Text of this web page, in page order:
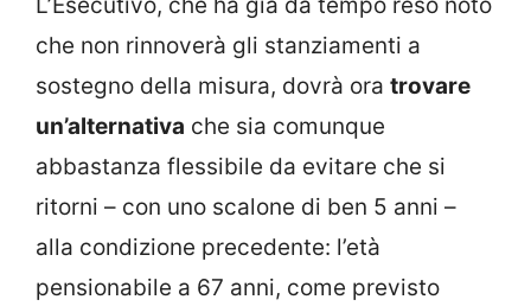
che non rinnoverà gli stanziamenti a
sostegno della misura, dovrà ora trovare
un’alternativa che sia comunque
abbastanza flessibile da evitare che si
ritorni – con uno scalone di ben 5 anni –
alla condizione precedente: l’età
pensionabile a 67 anni, come previsto